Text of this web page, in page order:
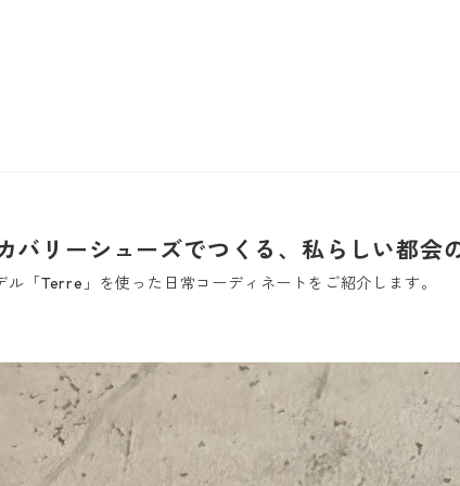
バリーシューズでつくる、私らしい都会
「Terre」を使った日常コーディネートをご紹介します。